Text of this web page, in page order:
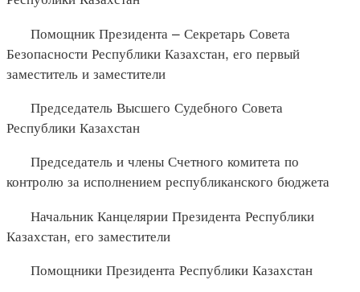
Помощник Президента – Секретарь Совета
Безопасности Республики Казахстан, его первый
заместитель и заместители
Председатель Высшего Судебного Совета
Республики Казахстан
Председатель и члены Счетного комитета по
контролю за исполнением республиканского бюджета
Начальник Канцелярии Президента Республики
Казахстан, его заместители
Помощники Президента Республики Казахстан